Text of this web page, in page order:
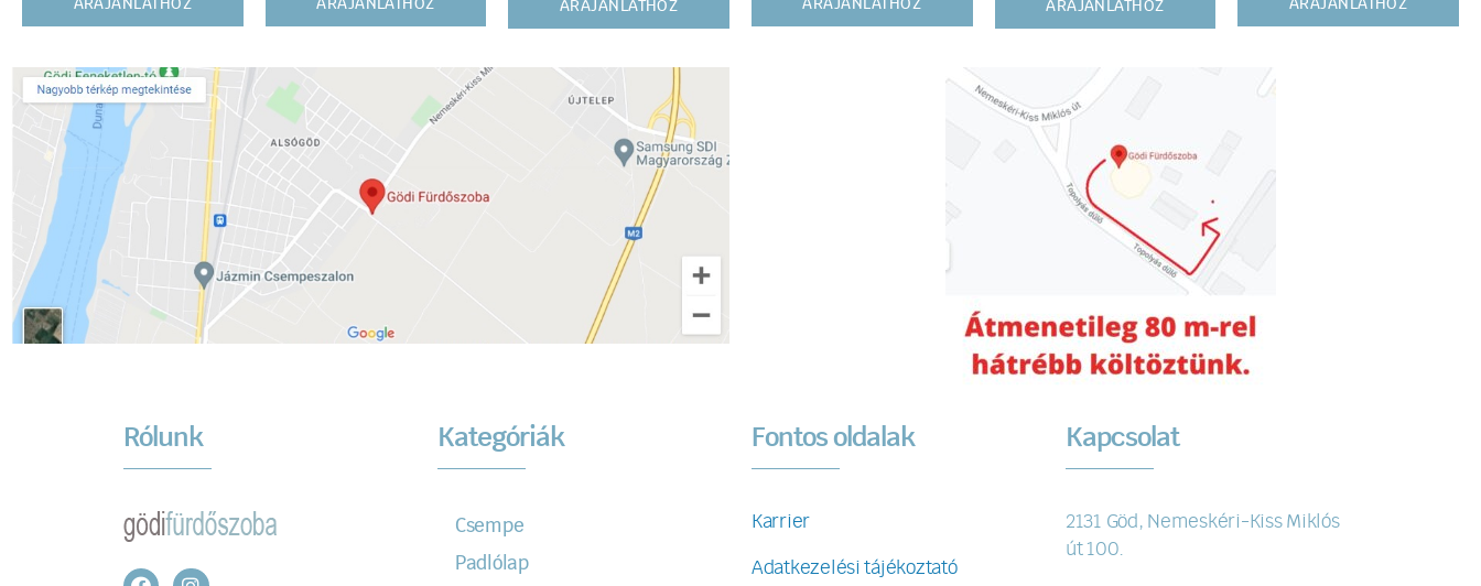
ÁRAJÁNLATHOZ
ÁRAJÁNLATHOZ
ÁRAJÁNLATHOZ
ÁRAJÁNLATHOZ
ÁRAJÁNLATHOZ
ÁRAJÁNLATHOZ
Rólunk Kategóriák
Csempe
Padlólap
Fontos oldalak
Karrier
Adatkezelési tájékoztató
Kapcsolat
2131 Göd, Nemeskéri-Kiss Miklós
út 100.